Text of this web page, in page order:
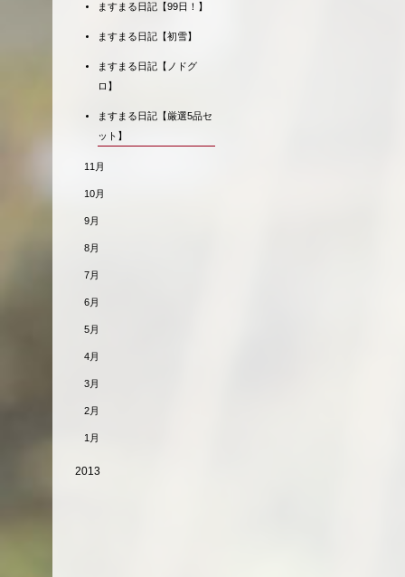
ますまる日記【99日！】
ますまる日記【初雪】
ますまる日記【ノドグ
ロ】
ますまる日記【厳選5品セ
ット】
11月
10月
9月
8月
7月
6月
5月
4月
3月
2月
1月
2013